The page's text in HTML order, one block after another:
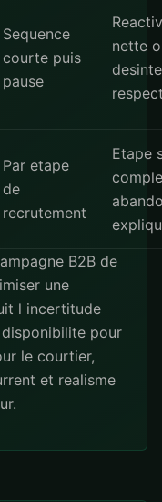
Sequence
courte puis
pause
nette
Par etape
de
recrutement
Etape
B2B de
une
l incertitude
pour
le courtier,
et realisme